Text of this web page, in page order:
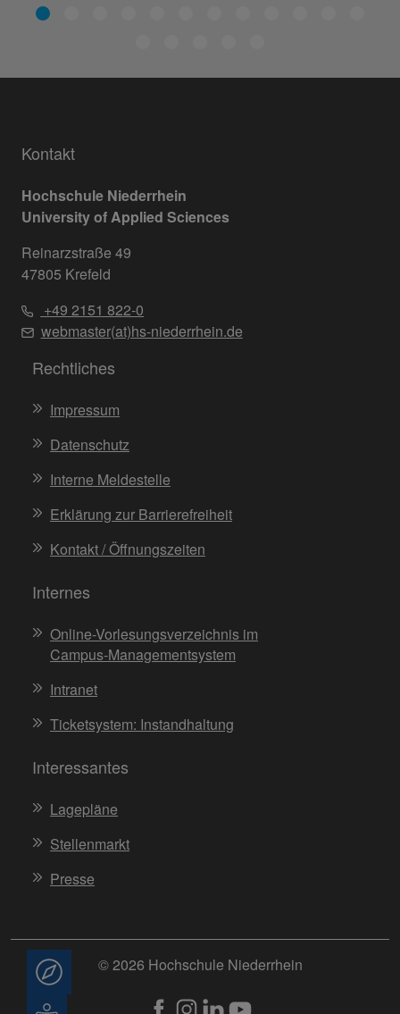
Kontakt
Hochschule Niederrhein
University of Applied Sciences
Reinarzstraße 49
47805 Krefeld
+49 2151 822-0
webmaster(at)hs-niederrhein.de
Rechtliches
Impressum
Datenschutz
Interne Meldestelle
Erklärung zur Barrierefreiheit
Kontakt / Öffnungszeiten
Internes
Online-Vorlesungsverzeichnis im
Campus-Managementsystem
Intranet
Ticketsystem: Instandhaltung
Interessantes
Lagepläne
Stellenmarkt
Presse
© 2026 Hochschule Niederrhein
Beratung